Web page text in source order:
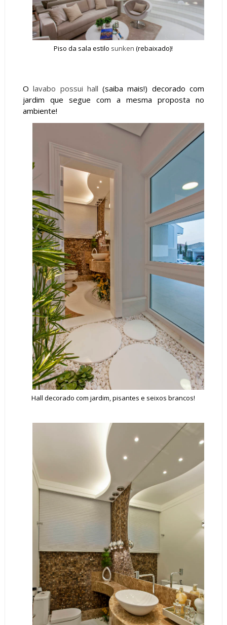
Piso da sala estilo sunken (rebaixado)!
Olavabo possui hall (saiba mais!) decorado com
jardim que segue com a mesma proposta no
ambiente!
Hall decorado com jardim, pisantes e seixos brancos!